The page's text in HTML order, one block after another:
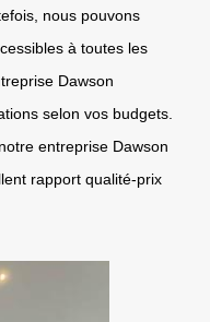
nous pouvons
à toutes les
Dawson
selon vos budgets.
entreprise Dawson
rapport qualité-prix